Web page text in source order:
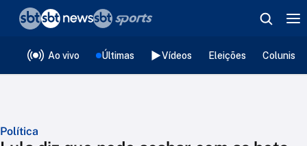
Ao vivo Últimas Vídeos Eleições
Política
❮voltar
Editorias